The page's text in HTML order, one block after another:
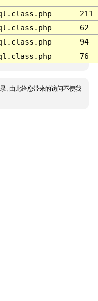
211
62
94
76
, 由此给您带来的访问不便我